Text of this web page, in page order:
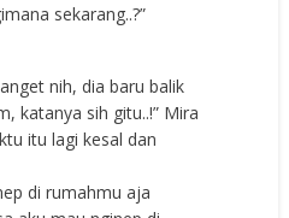
sekarang..?”
nih, dia baru balik
katanya sih gitu..!” Mira
itu lagi kesal dan
di rumahmu aja